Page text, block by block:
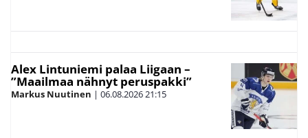
Alex Lintuniemi palaa Liigaan –
”Maailmaa nähnyt peruspakki”
Markus Nuutinen | 06.08.202621:15